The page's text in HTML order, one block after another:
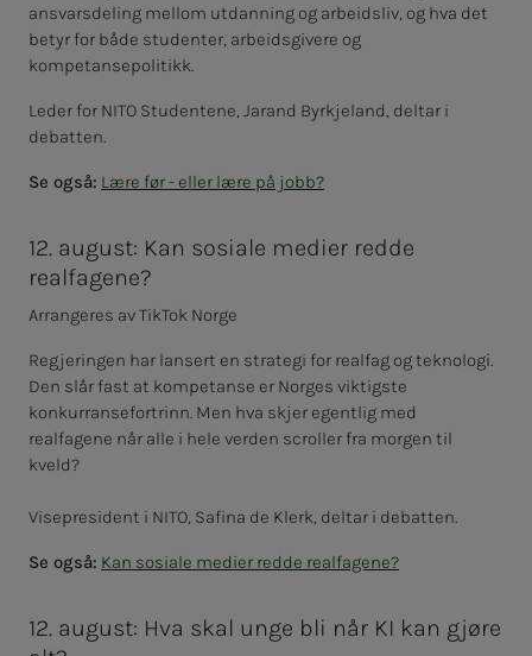
ansvarsdeling mellom utdanning og arbeidsliv, og hva det
betyr for både studenter, arbeidsgivere og
kompetansepolitikk.
Leder for NITO Studentene, Jarand Byrkjeland, deltar i
debatten.
Se også: Lære før - eller lære på jobb?
12. august: Kan sosiale medier redde
realfagene?
Arrangeres av TikTok Norge
Regjeringen har lansert en strategi for realfag og teknologi.
Den slår fast at kompetanse er Norges viktigste
konkurransefortrinn. Men hva skjer egentlig med
realfagene når alle i hele verden scroller fra morgen til
kveld?
Visepresident i NITO, Safina de Klerk, deltar i debatten.
Se også: Kan sosiale medier redde realfagene?
12. august: Hva skal unge bli når KI kan gjøre